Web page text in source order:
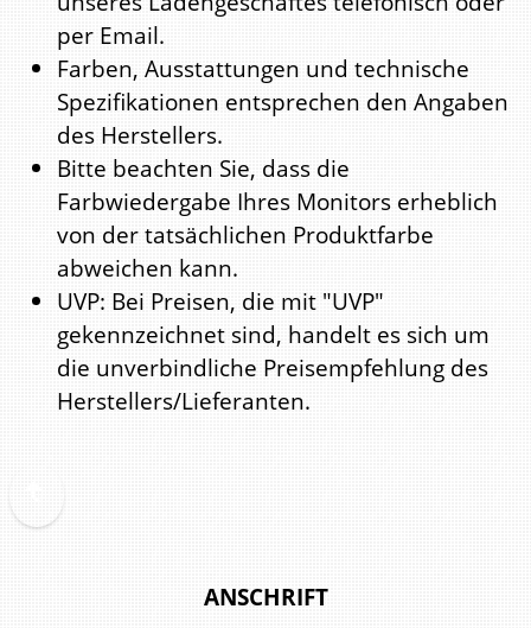
per Email.
Farben, Ausstattungen und technische
Spezifikationen entsprechen den Angaben
des Herstellers.
Bitte beachten Sie, dass die
Farbwiedergabe Ihres Monitors erheblich
von der tatsächlichen Produktfarbe
abweichen kann.
UVP: Bei Preisen, die mit "UVP"
gekennzeichnet sind, handelt es sich um
die unverbindliche Preisempfehlung des
Herstellers/Lieferanten.
ANSCHRIFT